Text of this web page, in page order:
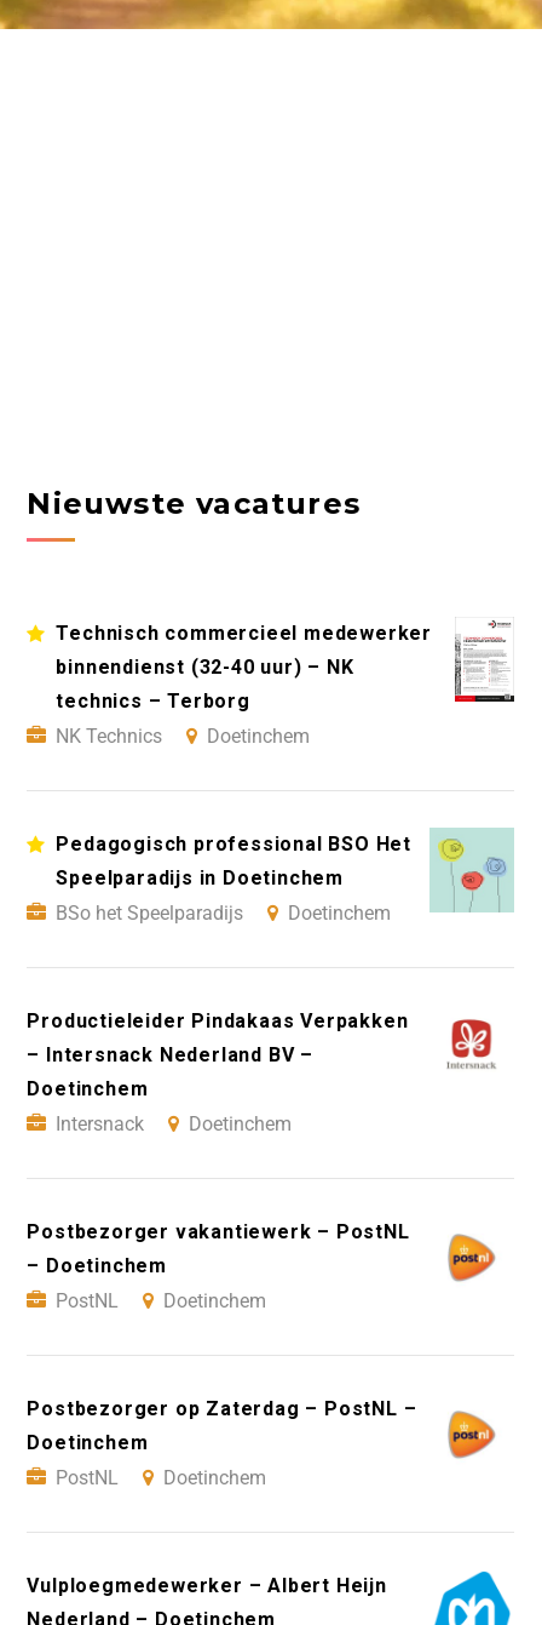
Nieuwste vacatures
Technisch commercieel medewerker
binnendienst (32-40 uur) – NK
technics – Terborg
NK Technics
Doetinchem
Pedagogisch professional BSO Het
Speelparadijs in Doetinchem
BSo het Speelparadijs
Doetinchem
Productieleider Pindakaas Verpakken
– Intersnack Nederland BV –
Doetinchem
Intersnack
Doetinchem
Postbezorger vakantiewerk – PostNL
– Doetinchem
PostNL
Doetinchem
Postbezorger op Zaterdag – PostNL –
Doetinchem
PostNL
Doetinchem
Vulploegmedewerker – Albert Heijn
Nederland – Doetinchem